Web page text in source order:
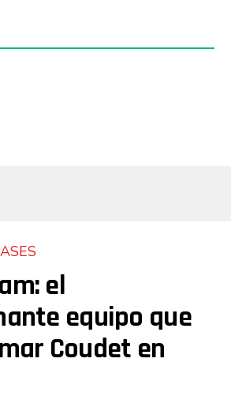
el
equipo que
Coudet en